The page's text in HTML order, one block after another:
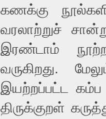
கணக்கு
வரலாற்றுச்
இரண்டாம்
வருகிறது.
இயற்றப்பட்ட
திருக்குறள்